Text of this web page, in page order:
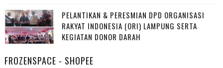
PELANTIKAN & PERESMIAN DPD ORGANISASI
RAKYAT INDONESIA (ORI) LAMPUNG SERTA
KEGIATAN DONOR DARAH
FROZENSPACE - SHOPEE